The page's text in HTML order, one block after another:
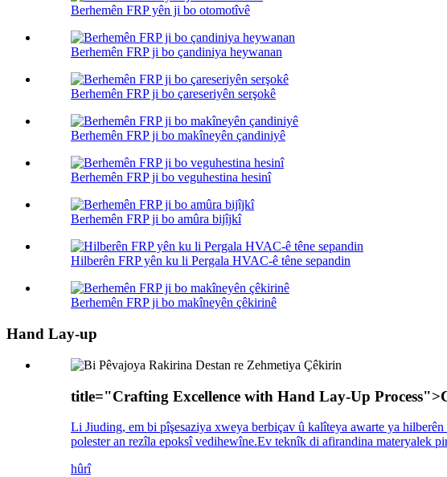
Berhemên FRP yên ji bo otomotîvê
Berhemên FRP ji bo çandiniya heywanan
Berhemên FRP ji bo çareseriyên serşokê
Berhemên FRP ji bo makîneyên çandiniyê
Berhemên FRP ji bo veguhestina hesinî
Berhemên FRP ji bo amûra bijîjkî
Hilberên FRP yên ku li Pergala HVAC-ê têne sepandin
Berhemên FRP ji bo makîneyên çêkirinê
Hand Lay-up
title="Crafting Excellence with Hand Lay-Up
Li Jiuding, em bi pîşesaziya xweya berbiçav û kalîteya awarte ya
polester an rezîla epoksî vedihewîne.Ev teknîk di afirandina materyalek
hûrî